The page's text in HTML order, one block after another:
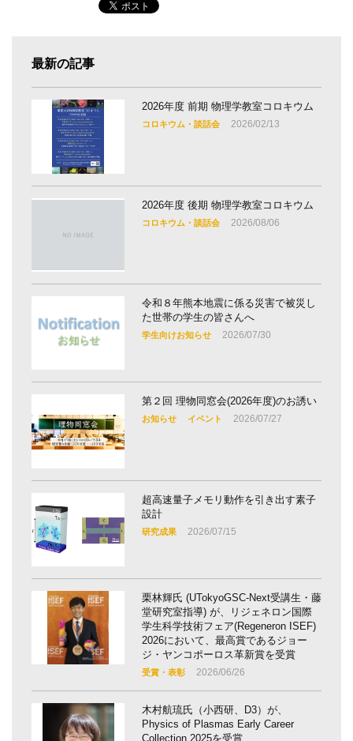
最新の記事
2026年度 前期 物理学教室コロキウム
コロキウム・談話会 2026/02/13
2026年度 後期 物理学教室コロキウム
コロキウム・談話会 2026/08/06
令和８年熊本地震に係る災害で被災し
た世帯の学生の皆さんへ
学生向けお知らせ 2026/07/30
第２回 理物同窓会(2026年度)のお誘い
お知らせ イベント 2026/07/27
超高速量子メモリ動作を引き出す素子
設計
研究成果 2026/07/15
栗林輝氏 (UTokyoGSC-Next受講生・藤
堂研究室指導) が、リジェネロン国際
学生科学技術フェア(Regeneron ISEF)
2026において、最高賞であるジョー
ジ・ヤンコポーロス革新賞を受賞
受賞・表彰 2026/06/26
木村航琉氏（小西研、D3）が、
Physics of Plasmas Early Career
Collection 2025を受賞